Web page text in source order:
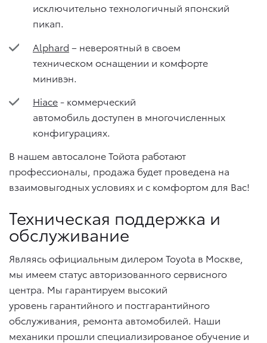
исключительно технологичный японский
пикап.
Alphard – невероятный в своем
техническом оснащении и комфорте
минивэн.
Hiace- коммерческий
автомобиль доступен в многочисленных
конфигурациях.
В нашем автосалоне Тойота работают
профессионалы, продажа будет проведена на
взаимовыгодных условиях и с комфортом для Вас!
Техническая поддержка и
обслуживание
Являясь официальным дилером Toyota в Москве,
мы имеем статус авторизованного сервисного
центра. Мы гарантируем высокий
уровень гарантийного и постгарантийного
обслуживания, ремонта автомобилей. Наши
механики прошли специализированое обучение и